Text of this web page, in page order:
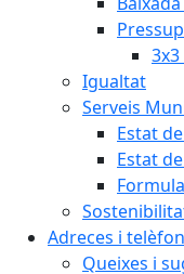
Igualtat
Serveis
Estat
Estat
Adreces i
Queixes i